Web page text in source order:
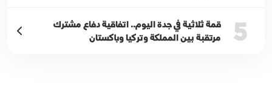
5
قمة ثلاثية في جدة اليوم.. اتفاقية دفاع مشترك
مرتقبة بين المملكة وتركيا وباكستان